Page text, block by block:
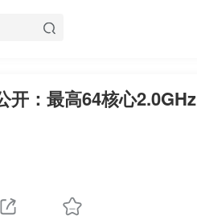
开：最高64核心2.0GHz